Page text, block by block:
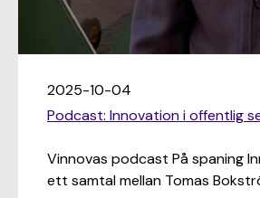
2025-10-04
Podcast: Innovation i offentlig
Vinnovas podcast På spaning
ett samtal mellan Tomas